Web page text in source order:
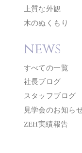
上質な外観
木のぬくもり
news
すべての一覧
社長ブログ
スタッフブログ
見学会のお知ら
ZEH実績報告